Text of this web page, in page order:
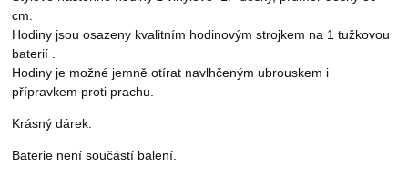
cm.
Hodiny jsou osazeny kvalitním hodinovým strojkem na 1 tužkovou
baterií .
Hodiny je možné jemně otírat navlhčeným ubrouskem i
přípravkem proti prachu.
Krásný dárek.
Baterie není součástí balení.